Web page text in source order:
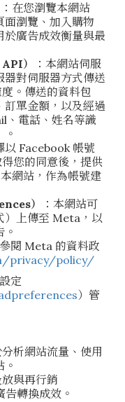
：在您瀏覽本網站
面瀏覽、加入購物
廣告成效衡量與最
）
：本網站伺服
對伺服器方式傳送
。傳送的資料包
訂單金額，以及經過
、電話、姓名等識
以 Facebook 帳號
您的同意後，提供
網站，作為帳號建
）
：本網站可
）上傳至 Meta，以
閱 Meta 的資料政
privacy/policy/
定
）管
分析網站流量、使用
放與再行銷
轉換成效。